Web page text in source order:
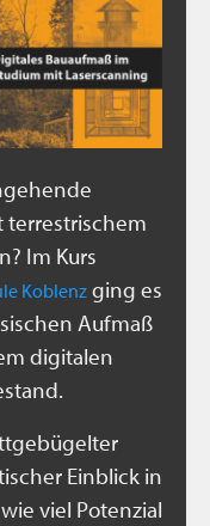
Im Kurs
Koblenzging es
Aufmaß
digitalen
Einblick in
viel Potenzial